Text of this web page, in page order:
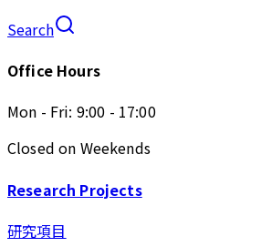
Search
Office Hours
Mon - Fri: 9:00 - 17:00
Closed on Weekends
Research Projects
研究項目